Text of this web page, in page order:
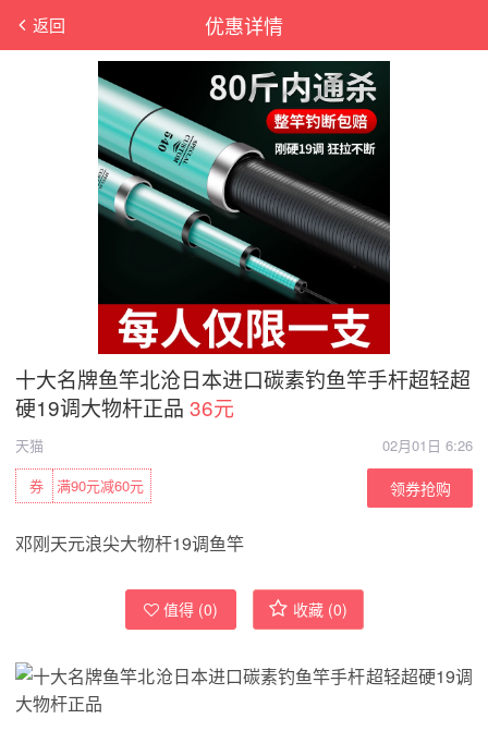
优惠详情
返回
十大名牌鱼竿北沧日本进口碳素钓鱼竿手杆超轻超
硬19调大物杆正品 36元
天猫
02月01日 6:26
满90元减60元
券 领券抢购
邓刚天元浪尖大物杆19调鱼竿
值得 (0) 收藏 (0)